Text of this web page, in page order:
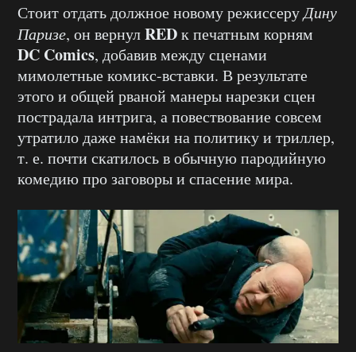
Стоит отдать должное новому режиссеруДину
Паризе, он вернулREDк печатным корням
DC Comics, добавив между сценами
мимолетные комикс-вставки. В результате
этого и общей рваной манеры нарезки сцен
пострадала интрига, а повествование совсем
утратило даже намёки на политику и триллер,
т. е. почти скатилось в обычную пародийную
комедию про заговоры и спасение мира.